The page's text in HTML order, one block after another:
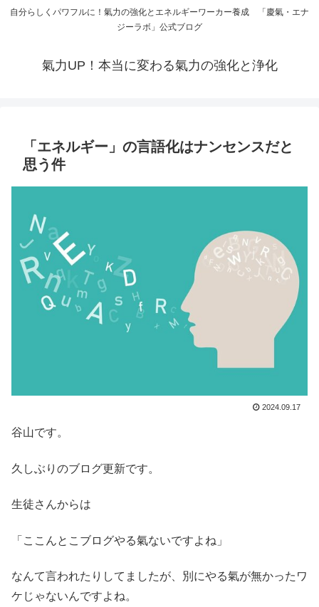
自分らしくパワフルに！氣力の強化とエネルギーワーカー養成 「慶氣・エナ
ジーラボ」公式ブログ
氣力UP！本当に変わる氣力の強化と浄化
「エネルギー」の言語化はナンセンスだと
思う件
2024.09.17
谷山です。
久しぶりのブログ更新です。
生徒さんからは
「ここんとこブログやる氣ないですよね」
なんて言われたりしてましたが、別にやる氣が無かったワ
ケじゃないんですよね。